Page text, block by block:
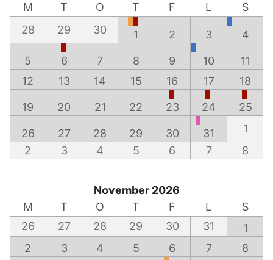
M
T O T F L
S
28
29 30 1 2 3 4
5 6 7 8 9 10
11
12
13 14 15 16 17 18
19 20 21 22 23 24 25
26 27 28 29 30 31
1
2
3 4 5 6 7 8
November 2026
M
T O T F L
S
26
27 28 29 30 31
1
2
3 4 5 6 7 8